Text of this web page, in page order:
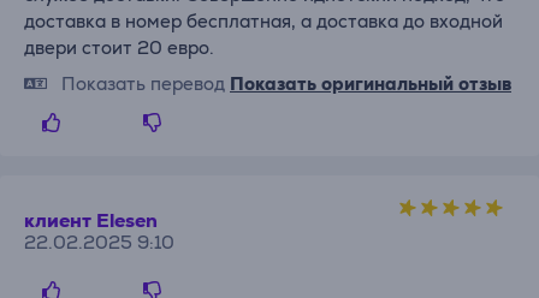
доставка в номер бесплатная, а доставка до входной
двери стоит 20 евро.
Показать перевод Показать оригинальный отзыв
клиент Elesen
22.02.2025 9:10